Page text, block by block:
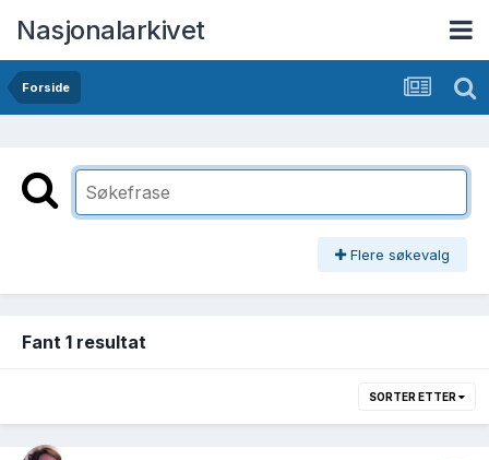
Nasjonalarkivet
Forside
Flere søkevalg
Fant 1 resultat
SORTER ETTER